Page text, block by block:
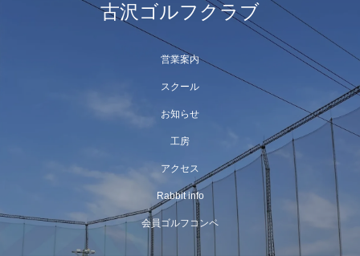
古沢ゴルフクラブ
営業案内
スクール
お知らせ
工房
アクセス
Rabbit info
会員ゴルフコンペ